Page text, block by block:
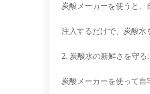
炭酸メーカーを使うと、
注入するだけで、炭酸水
2. 炭酸水の新鮮さを守る:
炭酸メーカーを使って自